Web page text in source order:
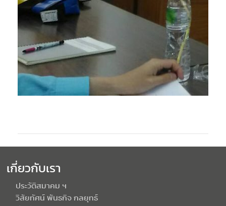
เกี่ยวกับเรา
ประวัติสมาคม ฯ
วิสัยทัศน์ พันธกิจ กลยุทธ์